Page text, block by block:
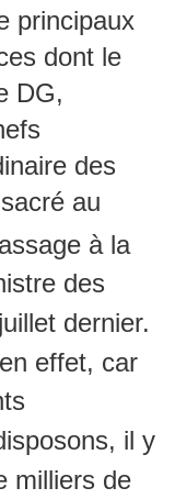
principaux
dont le
DG,
des
au
à la
des
dernier.
effet, car
il y
milliers de